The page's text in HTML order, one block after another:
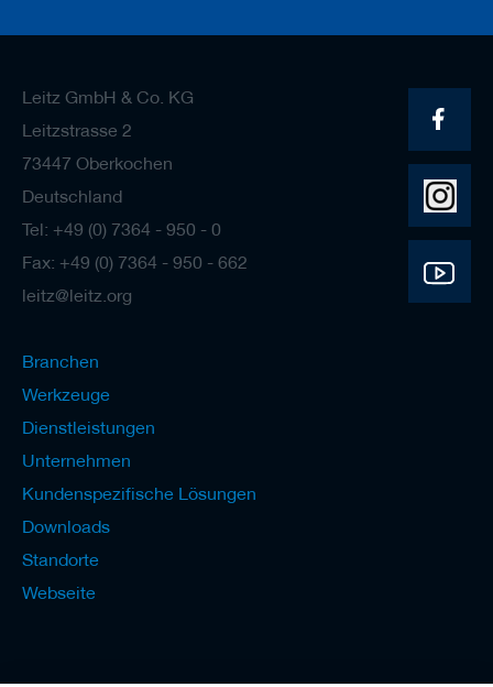
Leitz GmbH & Co. KG
Leitzstrasse 2
73447 Oberkochen
Deutschland
Tel: +49 (0) 7364 - 950 - 0
Fax: +49 (0) 7364 - 950 - 662
leitz@leitz.org
Branchen
Werkzeuge
Dienstleistungen
Unternehmen
Kundenspezifische Lösungen
Downloads
Standorte
Webseite